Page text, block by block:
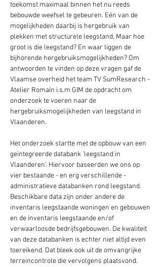
toekomst maximaal binnen het nu reeds
bebouwde weefsel te gebeuren. Eén van de
mogelijkheden daarbij is hergebruik van
plekken met structurele leegstand. Maar hoe
groot is die leegstand? En waar liggen de
bijhorende hergebruiksmogelijkheden? Om
antwoorden te vinden op deze vragen gaf de
Vlaamse overheid het team TV SumResearch -
Atelier Romain i.s.m GIM de opdracht om
onderzoek te voeren naar de
hergebruiksmogelijkheden van leegstand in
Vlaanderen.
Het onderzoek startte met de opbouw van een
geïntegreerde databank 'leegstand in
Vlaanderen'. Hiervoor baseerden we ons op
vier bestaande - en erg verschillende -
administratieve databanken rond leegstand.
Beschikbare data zijn onder andere de
inventaris leegstaande woningen en gebouwen
en de inventaris leegstaande en/of
verwaarloosde bedrijfsgebouwen. De kwaliteit
van deze databanken is echter niet altijd even
toereikend. Dat bleek ook uit de omvangrijke
terreincontrole die vervolgens plaatsvond.